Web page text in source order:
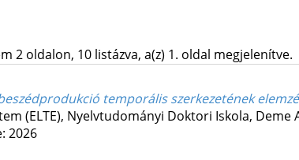
2 oldalon, 10 listázva, a(z) 1. oldal megjelenítve.
temporális szerkezetének
(ELTE), Nyelvtudományi Doktori Iskola, Deme
2026